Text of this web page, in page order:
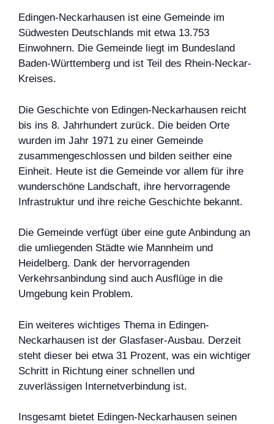
Edingen-Neckarhausen ist eine Gemeinde im
Südwesten Deutschlands mit etwa 13.753
Einwohnern. Die Gemeinde liegt im Bundesland
Baden-Württemberg und ist Teil des Rhein-Neckar-
Kreises.
Die Geschichte von Edingen-Neckarhausen reicht
bis ins 8. Jahrhundert zurück. Die beiden Orte
wurden im Jahr 1971 zu einer Gemeinde
zusammengeschlossen und bilden seither eine
Einheit. Heute ist die Gemeinde vor allem für ihre
wunderschöne Landschaft, ihre hervorragende
Infrastruktur und ihre reiche Geschichte bekannt.
Die Gemeinde verfügt über eine gute Anbindung an
die umliegenden Städte wie Mannheim und
Heidelberg. Dank der hervorragenden
Verkehrsanbindung sind auch Ausflüge in die
Umgebung kein Problem.
Ein weiteres wichtiges Thema in Edingen-
Neckarhausen ist der Glasfaser-Ausbau. Derzeit
steht dieser bei etwa 31 Prozent, was ein wichtiger
Schritt in Richtung einer schnellen und
zuverlässigen Internetverbindung ist.
Insgesamt bietet Edingen-Neckarhausen seinen